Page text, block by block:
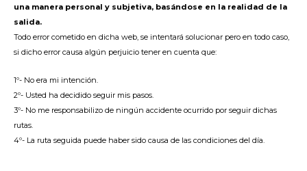
una manera personal y subjetiva, basándose en la realidad de la
salida.
Todo error cometido en dicha web, se intentará solucionar pero en todo caso,
si dicho error causa algún perjuicio tener en cuenta que:
1º- No era mi intención.
2º- Usted ha decidido seguir mis pasos.
3º- No me responsabilizo de ningún accidente ocurrido por seguir dichas
rutas.
4º- La ruta seguida puede haber sido causa de las condiciones del día.